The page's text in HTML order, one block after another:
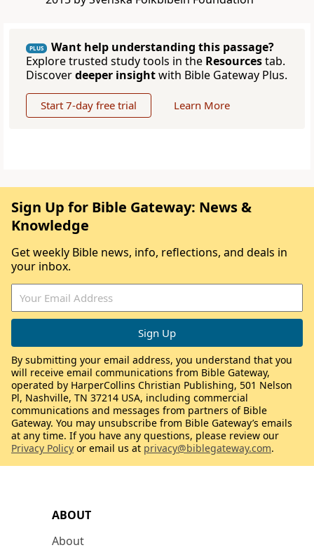
PLUS
Want help understanding this passage?
Explore trusted study tools in the Resourcestab.
Discoverdeeper insightwith Bible Gateway Plus.
Start 7-day free trial Learn More
ABOUT
About
Sign Up for Bible Gateway: News &
Knowledge
Get weekly Bible news, info, reflections, and deals in
your inbox.
By submitting your email address, you understand that you
will receive email communications from Bible Gateway,
operated by HarperCollins Christian Publishing, 501 Nelson
Pl, Nashville, TN 37214 USA, including commercial
communications and messages from partners of Bible
Gateway. You may unsubscribe from Bible Gateway’s emails
at any time. If you have any questions, please review our
Privacy Policy or email us at privacy@biblegateway.com.